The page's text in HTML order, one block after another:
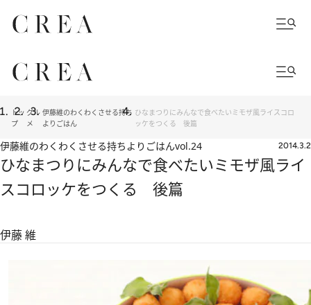
トッ
プ
グル
メ
伊藤維のわくわくさせる持ち
よりごはん
ひなまつりにみんなで食べたいミモザ風ライスコロ
ッケをつくる 後篇
伊藤維のわくわくさせる持ちよりごはんvol.24 2014.3.2
ひなまつりにみんなで食べたいミモザ風ライ
スコロッケをつくる 後篇
伊藤 維